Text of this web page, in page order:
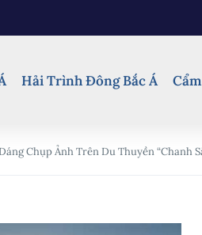
Hải Trình Đông Bắc Á
Chụp Ảnh Trên Du Thuyền “Chanh